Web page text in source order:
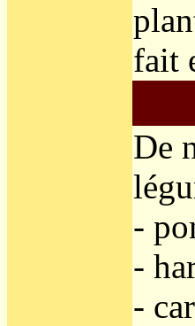
fait
De
-
-
-